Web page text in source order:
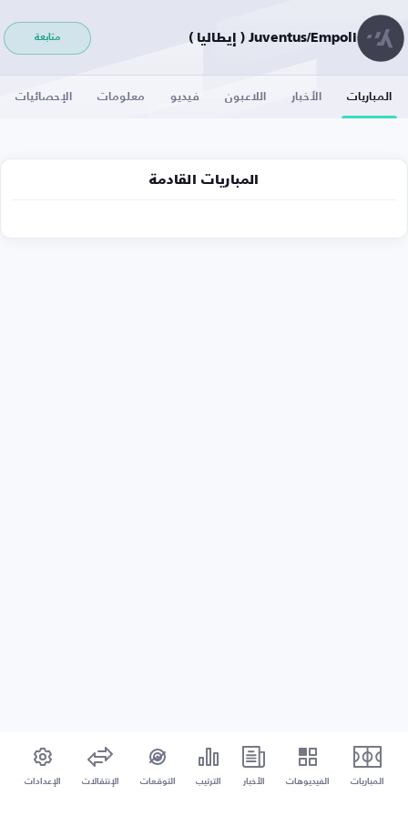
Juventus/Empoli ( إيطاليا ) متابعة
المباريات الأخبار اللاعبون فيديو معلومات الإحصائيات
المباريات القادمة
المباريات الفيديوهات الأخبار الترتيب التوقعات الإنتقالات الإعدادات